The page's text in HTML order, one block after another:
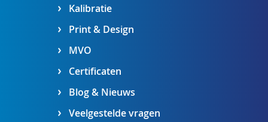
Kalibratie
Print & Design
MVO
Certificaten
Blog & Nieuws
Veelgestelde vragen